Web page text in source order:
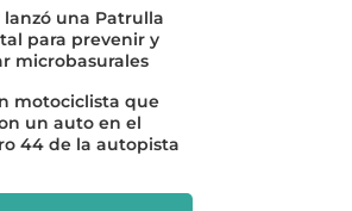
lanzó una Patrulla
para prevenir y
microbasurales
motociclista que
un auto en el
44 de la autopista